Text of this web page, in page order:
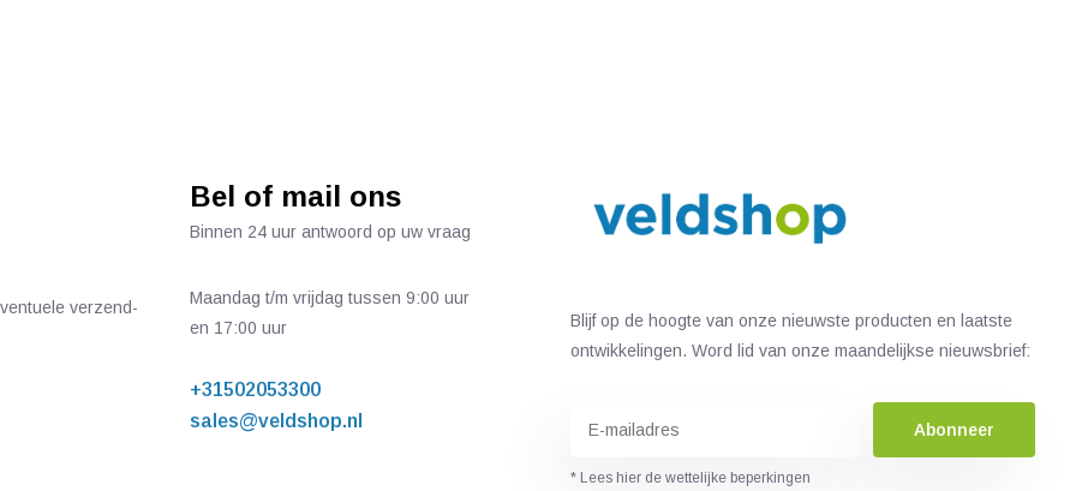
verzend-
Bel of mail ons
Binnen 24 uur antwoord op uw vraag
Maandag t/m vrijdag tussen 9:00 uur
en 17:00 uur
+31502053300
sales@veldshop.nl
Blijf op de hoogte van onze nieuwste producten en laatste
ontwikkelingen. Word lid van onze maandelijkse nieuwsbrief:
Abonneer
* Lees hier de wettelijke beperkingen